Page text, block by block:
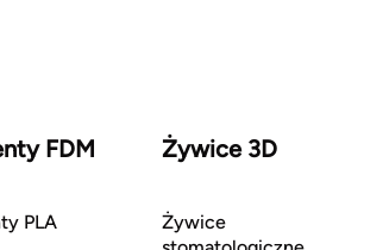
FDM
PLA
Żywice 3D
Żywice